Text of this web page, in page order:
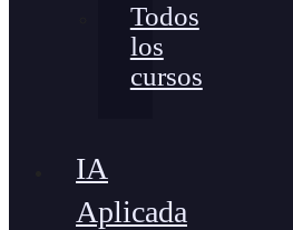
Todos
los
cursos
IA
Aplicada